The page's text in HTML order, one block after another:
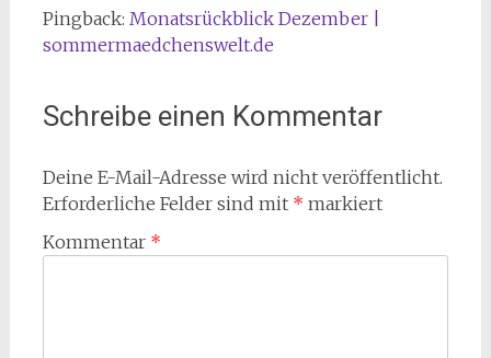
Pingback: Monatsrückblick Dezember |
sommermaedchenswelt.de
Schreibe einen Kommentar
Deine E-Mail-Adresse wird nicht veröffentlicht.
Erforderliche Felder sind mit * markiert
Kommentar *